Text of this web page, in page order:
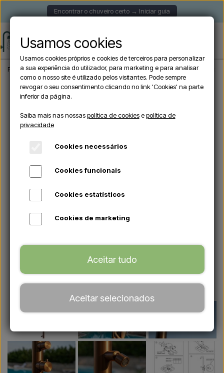
Encontrar o chuveiro certo → Iniciar guia
Página inicial Chuveiros de jardim Chuveiros exteriores autónomos
Usamos cookies
Usamos cookies próprios e cookies de terceiros para personalizar
a sua experiência do utilizador, para marketing e para analisar
como o nosso site é utilizado pelos visitantes. Pode sempre
revogar o seu consentimento clicando no link 'Cookies' na parte
inferior da página.
Saiba mais nas nossaspolítica de cookiesepolítica de
privacidade
Cookies necessários
Cookies funcionais
Cookies estatísticos
Cookies de marketing
Aceitar tudo
Aceitar selecionados